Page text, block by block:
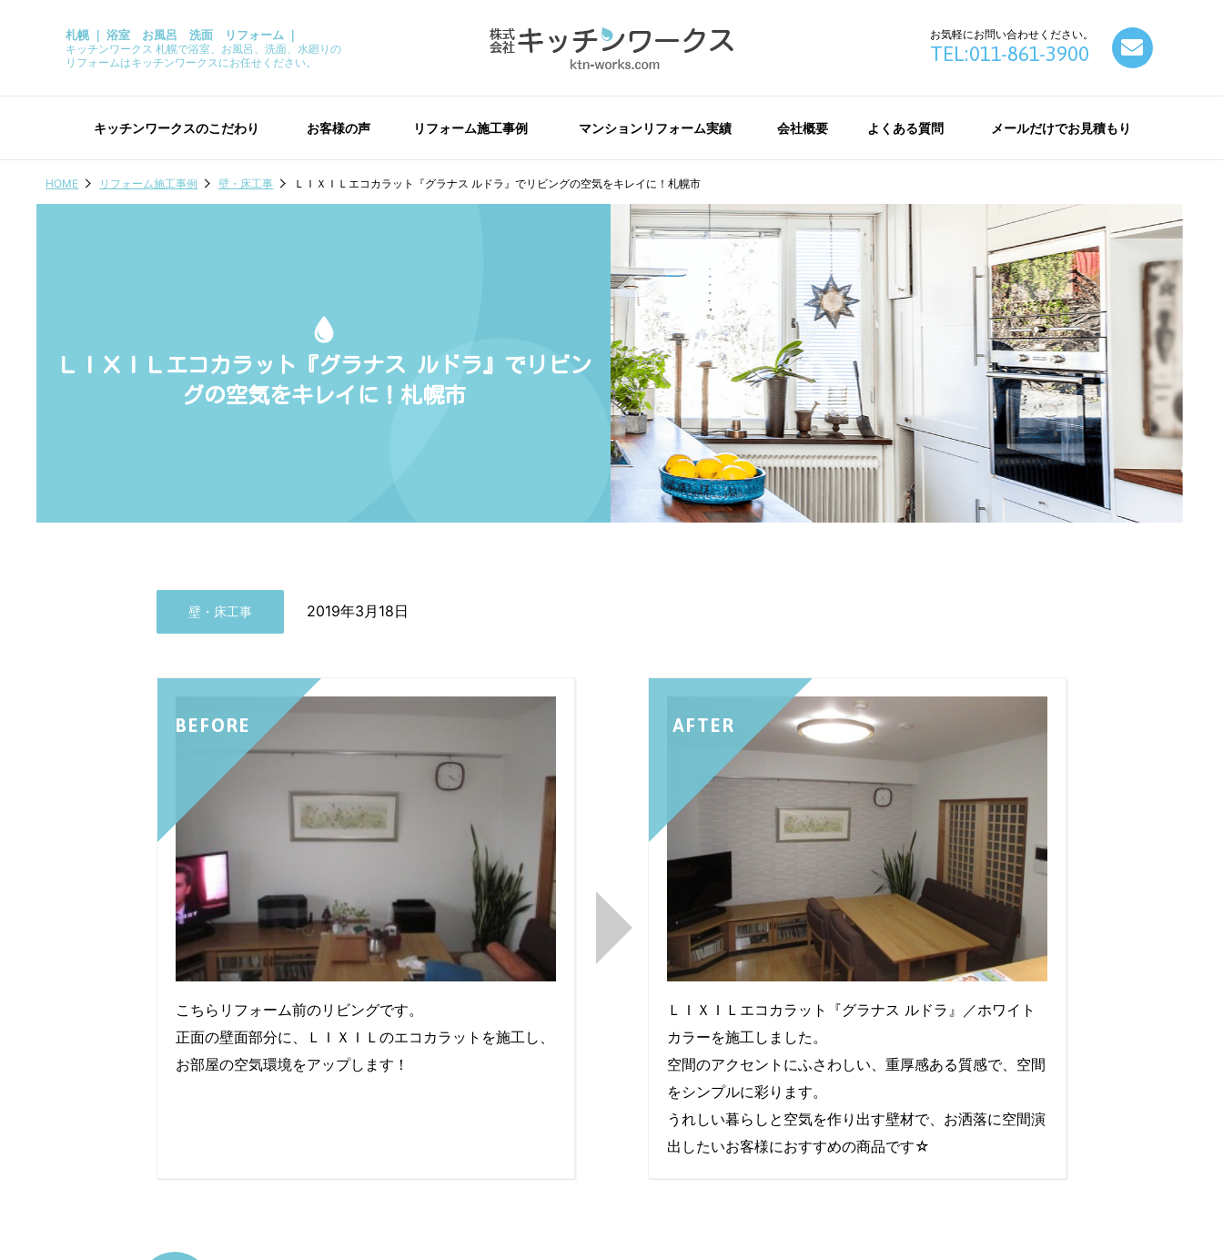
札幌 ｜ 浴室 お風呂 洗面 リフォーム ｜
キッチンワークス 札幌で浴室、お風呂、洗面、水廻りの
リフォームはキッチンワークスにお任せください。
お気軽にお問い合わせください。
TEL:011-861-3900
キッチンワークスのこだわり お客様の声 リフォーム施工事例 マンションリフォーム実績 会社概要 よくある質問 メールだけでお見積もり
HOME リフォーム施工事例 壁・床工事 ＬＩＸＩＬエコカラット『グラナス ルドラ』でリビングの空気をキレイに！札幌市
ＬＩＸＩＬエコカラット『グラナス ルドラ』でリビン
グの空気をキレイに！札幌市
壁・床工事 2019年3月18日
BEFORE
こちらリフォーム前のリビングです。
正面の壁面部分に、ＬＩＸＩＬのエコカラットを施工し、
お部屋の空気環境をアップします！
AFTER
ＬＩＸＩＬエコカラット『グラナス ルドラ』／ホワイト
カラーを施工しました。
空間のアクセントにふさわしい、重厚感ある質感で、空間
をシンプルに彩ります。
うれしい暮らしと空気を作り出す壁材で、お洒落に空間演
出したいお客様におすすめの商品です☆